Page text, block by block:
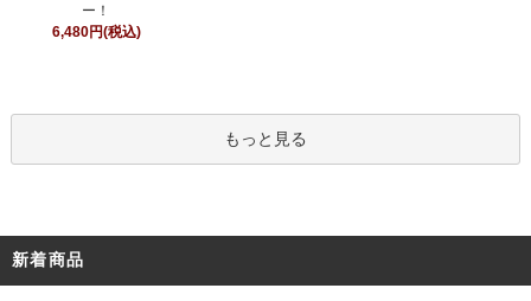
ー！
6,480円(税込)
もっと見る
新着商品